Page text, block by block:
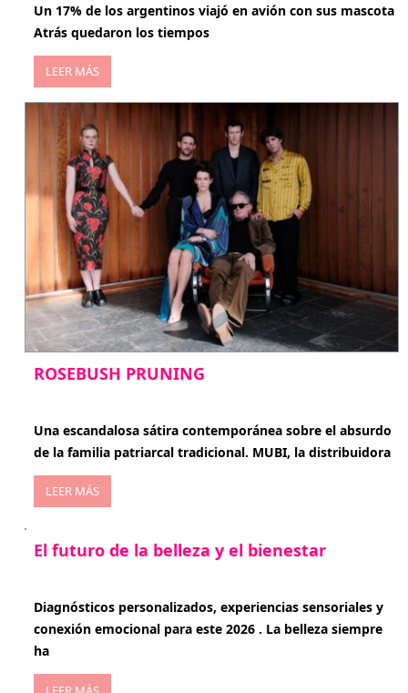
Un 17% de los argentinos viajó en avión con sus mascota
Atrás quedaron los tiempos
LEER MÁS
ROSEBUSH PRUNING
Una escandalosa sátira contemporánea sobre el absurdo
de la familia patriarcal tradicional. MUBI, la distribuidora
LEER MÁS
El futuro de la belleza y el bienestar
Diagnósticos personalizados, experiencias sensoriales y
conexión emocional para este 2026 . La belleza siempre
ha